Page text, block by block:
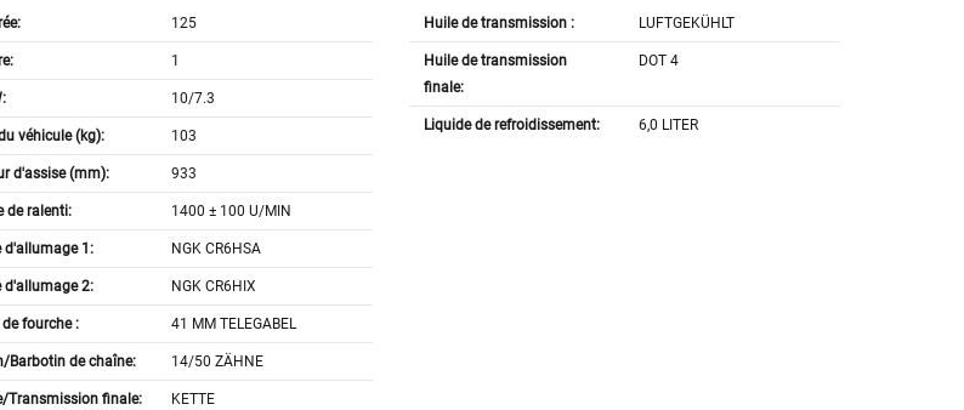
125
1
10/7.3
véhicule (kg): 103
d'assise (mm): 933
de ralenti: 1400 ± 100 U/MIN
d'allumage 1: NGK CR6HSA
d'allumage 2: NGK CR6HIX
fourche : 41 MM TELEGABEL
Barbotin de chaîne: 14/50 ZÄHNE
Transmission finale: KETTE
Huile de transmission : LUFTGEKÜHLT
Huile de transmission
finale:
DOT 4
Liquide de refroidissement: 6,0 LITER